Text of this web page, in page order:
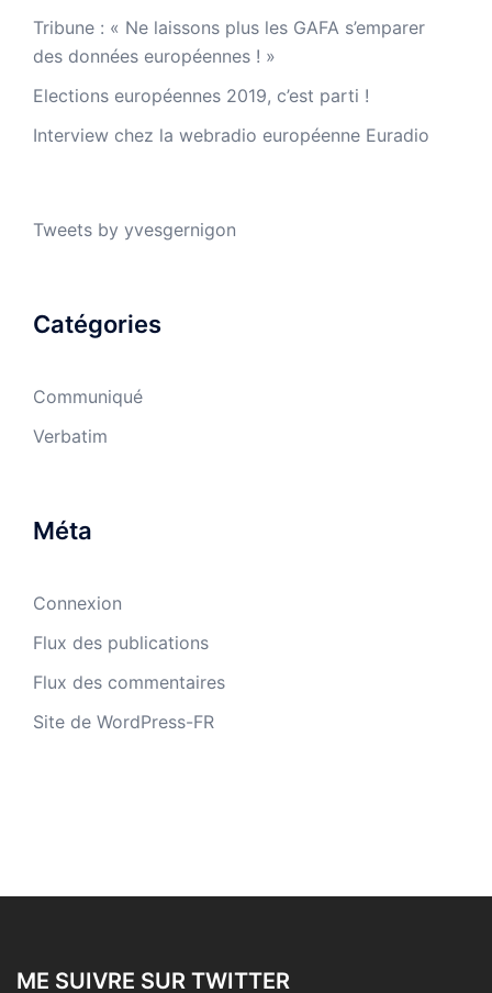
Tribune : « Ne laissons plus les GAFA s’emparer
des données européennes ! »
Elections européennes 2019, c’est parti !
Interview chez la webradio européenne Euradio
Tweets by yvesgernigon
Catégories
Communiqué
Verbatim
Méta
Connexion
Flux des publications
Flux des commentaires
Site de WordPress-FR
ME SUIVRE SUR TWITTER